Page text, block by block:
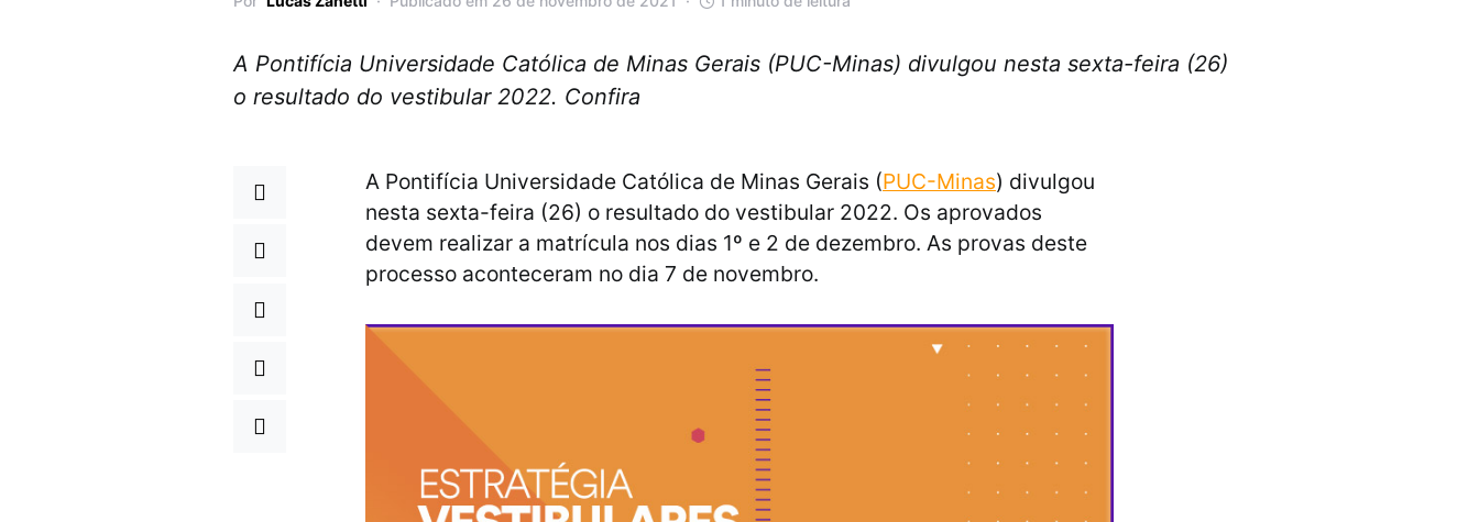
A Pontifícia Universidade Católica de Minas Gerais (PUC-Minas) divulgou nesta sexta-feira (26)
o resultado do vestibular 2022. Confira
A Pontifícia Universidade Católica de Minas Gerais (PUC-Minas) divulgou
nesta sexta-feira (26) o resultado do vestibular 2022. Os aprovados
devem realizar a matrícula nos dias 1º e 2 de dezembro. As provas deste
processo aconteceram no dia 7 de novembro.